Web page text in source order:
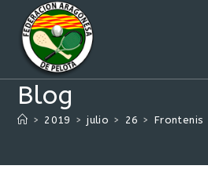
contenido
Blog
> 2019 > julio > 26 > Frontenis